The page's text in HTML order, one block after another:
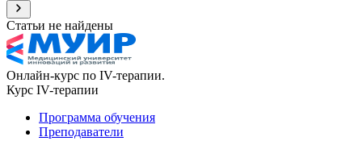
Статьи не найдены
Онлайн-курс по IV-терапии.
Курс IV-терапии
Программа обучения
Преподаватели